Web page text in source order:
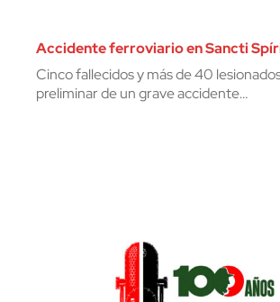
Accidente ferroviario en Sancti
Cinco fallecidos y más de 40
preliminar de un grave accidente…